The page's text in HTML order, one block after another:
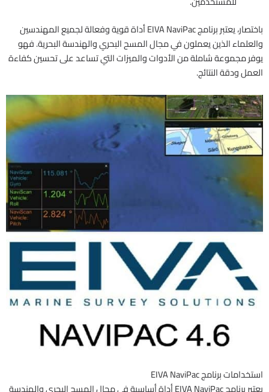
باختصار، يعتبر برنامج EIVA NaviPac أداة قوية وفعالة لجميع المهندسين
والعلماء الذين يعملون في مجال المسح البحري والهندسة البحرية. فهو
يوفر مجموعة شاملة من الأدوات والميزات التي تساعد على تحسين كفاءة
العمل ودقة النتائج.
استخدامات برنامج EIVA NaviPac
يعتبر برنامج EIVA NaviPac أداة أساسية في مجال المسح البحري والهندسة